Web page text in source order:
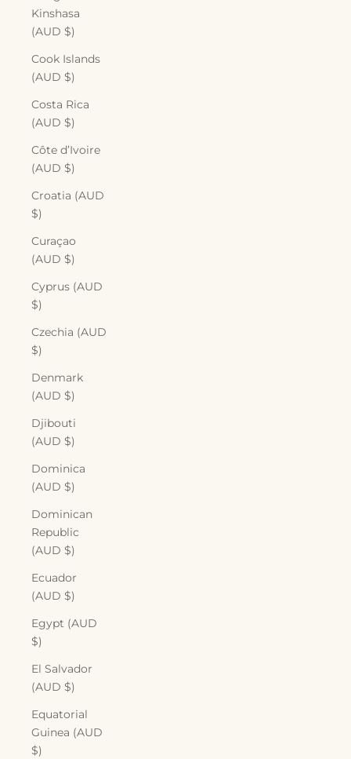
Kinshasa
(AUD $)
Cook Islands
(AUD $)
Costa Rica
(AUD $)
Côte d’Ivoire
(AUD $)
Croatia (AUD
$)
Curaçao
(AUD $)
Cyprus (AUD
$)
Czechia (AUD
$)
Denmark
(AUD $)
Djibouti
(AUD $)
Dominica
(AUD $)
Dominican
Republic
(AUD $)
Ecuador
(AUD $)
Egypt (AUD
$)
El Salvador
(AUD $)
Equatorial
Guinea (AUD
$)